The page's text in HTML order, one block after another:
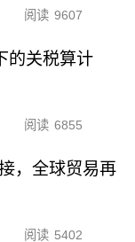
阅读 9607
的关税算计
阅读 6855
，全球贸易再
阅读 5402